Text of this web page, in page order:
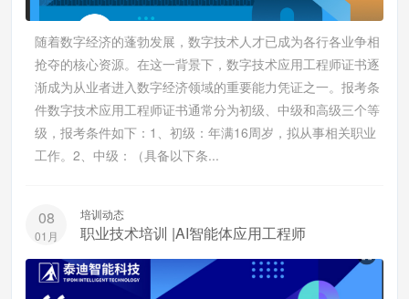
随着数字经济的蓬勃发展，数字技术人才已成为各行各业争相
抢夺的核心资源。在这一背景下，数字技术应用工程师证书逐
渐成为从业者进入数字经济领域的重要能力凭证之一。报考条
件数字技术应用工程师证书通常分为初级、中级和高级三个等
级，报考条件如下：1、初级：年满16周岁，拟从事相关职业
工作。2、中级：（具备以下条...
08
01月
培训动态
职业技术培训 |AI智能体应用工程师